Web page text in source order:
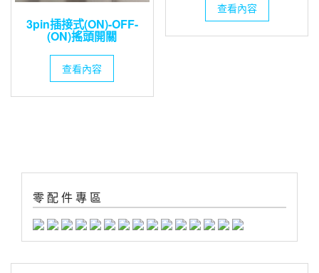
3pin插接式(ON)-OFF-
(ON)搖頭開關
查看內容
查看內容
零 配 件 專 區